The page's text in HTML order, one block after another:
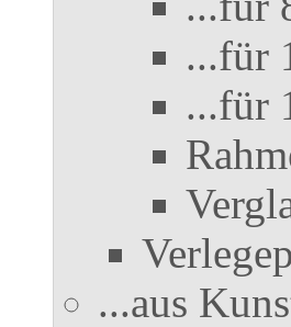
...für
...für
...aus